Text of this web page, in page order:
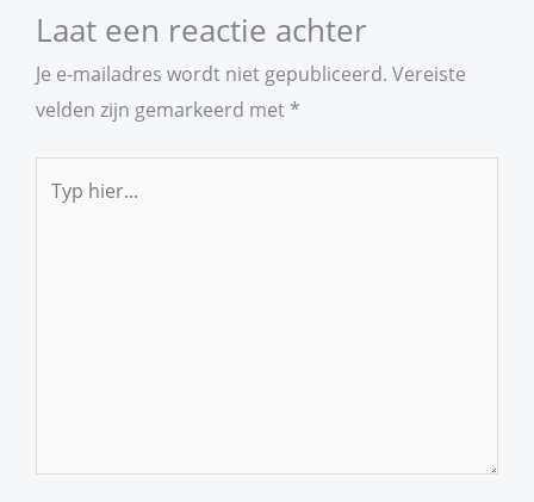
Laat een reactie achter
Je e-mailadres wordt niet gepubliceerd. Vereiste
velden zijn gemarkeerd met *
hier...